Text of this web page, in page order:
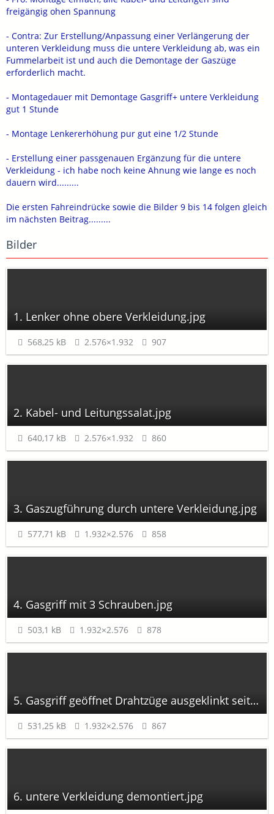
freigängig ohen Spannung
- Contra: Zur Erstellung/Anpassung einer Verlängerung der
unteren Verkleidung muss die untere Verkleidung ab, was ein
Fummelarbeit ist und auch die Demontage der Gaszüge
erforderlich macht.
- Montagedauer mit Demontage Gasgriff+ untere Verkleidung
gut 1 Stunde
- Montage Lenkererhöhung pur gut eine 1/2 Stunde
- Erstellung einer passgenauen Ergänzung für die untere
Verkleidung - ich habe noch keine Ahnung wie lange es noch
dauern wird.........
Die ersten Fahreindrücke sowie die Bilder 9 bis 14 folgen gleich
im nächsten Beitrag.........
Bilder
1. Lenker ohne obere Verkleidung.jpg
568,25 kB 2.576×1.932 907
2. Kabel- und Leitungssalat.jpg
640,17 kB 2.576×1.932 860
3. Gaszugführung durch untere Verkleidung.jpg
577,71 kB 1.932×2.576 858
4. Gasgriff mit 3 Schrauben.jpg
503,1 kB 1.932×2.576 878
5. Gasgriff geöffnet Drahtzüge ausgeklinkt seitlich.jpg
531,25 kB 1.932×2.576 867
6. untere Verkleidung demontiert.jpg